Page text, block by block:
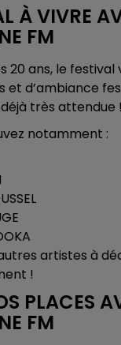
À VIVRE
FM
20 ans, le
et d’ambiance
très attendue !
notamment :
artistes à
!
PLACES
FM